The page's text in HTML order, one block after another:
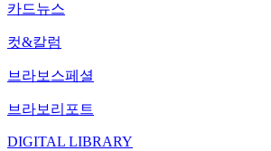
카드뉴스
컷&칼럼
브라보스페셜
브라보리포트
DIGITAL LIBRARY